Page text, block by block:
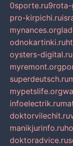
0sporte.ru9rota-
pro-kirpichi.ru
mynances.org
odnokartinki.ru
oysters-digital.ru
myremont.org
superdeutsch.ru
mypetslife.org
infoelectrik.ru
doktorvilechit.ru
manikjurinfo.ru
doktoradvice.ru